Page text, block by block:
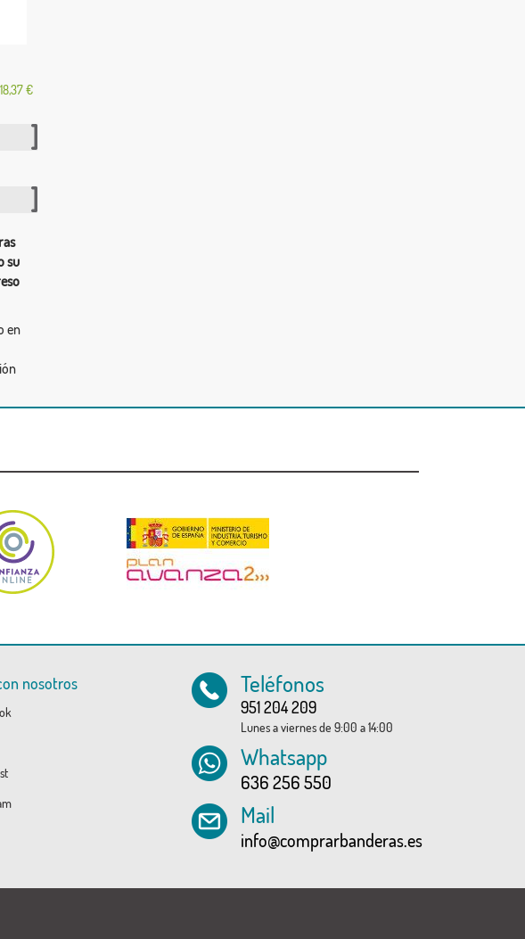
€
su
en
nosotros Teléfonos
951 204 209
Lunes a viernes de 9:00 a 14:00
Whatsapp
636 256 550
Mail
info@comprarbanderas.es